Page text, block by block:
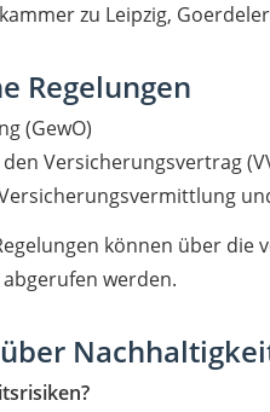
zu Leipzig,
Regelungen
(GewO)
Versicherungsvertrag
können über
werden.